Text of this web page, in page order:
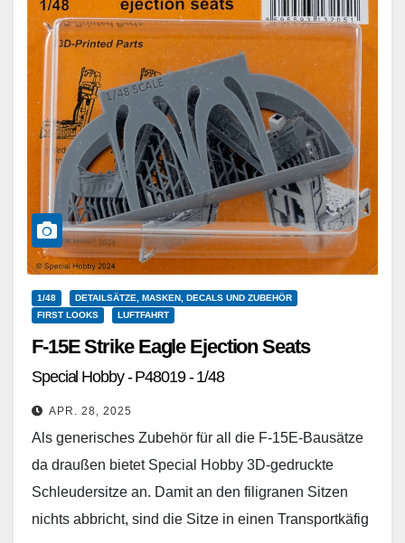
1/48
DETAILSÄTZE, MASKEN, DECALS UND ZUBEHÖR
FIRST LOOKS
LUFTFAHRT
F-15E Strike Eagle Ejection Seats
Special Hobby - P48019 - 1/48
APR. 28, 2025
Als generisches Zubehör für all die F-15E-Bausätze
da draußen bietet Special Hobby 3D-gedruckte
Schleudersitze an. Damit an den filigranen Sitzen
nichts abbricht, sind die Sitze in einen Transportkäfig